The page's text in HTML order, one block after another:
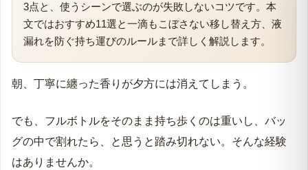
3点と、使うシーンで選ぶのが失敗しないコツです。本
文ではおすすめ11選と一滴もこぼさない移し替え方、液
漏れを防ぐ持ち運びのルールまで詳しく解説します。
朝、丁寧に纏った香りが夕方には消えてしまう。
でも、フルボトルをそのまま持ち歩くのは重いし、バッ
グの中で割れたら、と思うと踏み切れない。そんな経験
はありませんか。